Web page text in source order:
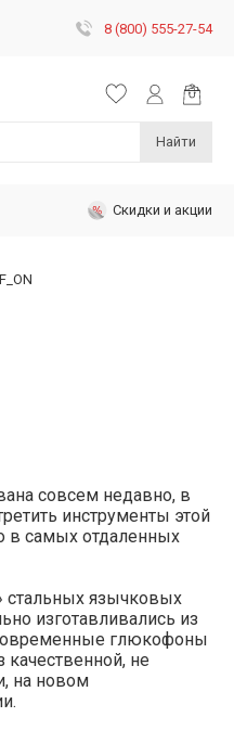
8 (800) 555-27-54
Найти
Скидки и акции
совсем недавно, в
инструменты этой
в самых отдаленных
стальных язычковых
изготавливались из
глюкофоны
качественной, не
на новом